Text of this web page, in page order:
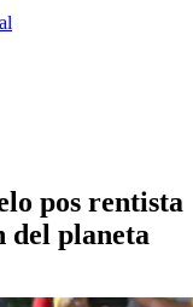
pos rentista
del planeta